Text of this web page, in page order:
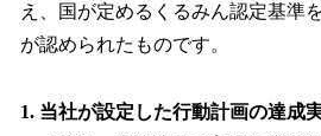
え、国が定めるくるみん認定基準
が認められたものです。
1. 当社が設定した行動計画の達成